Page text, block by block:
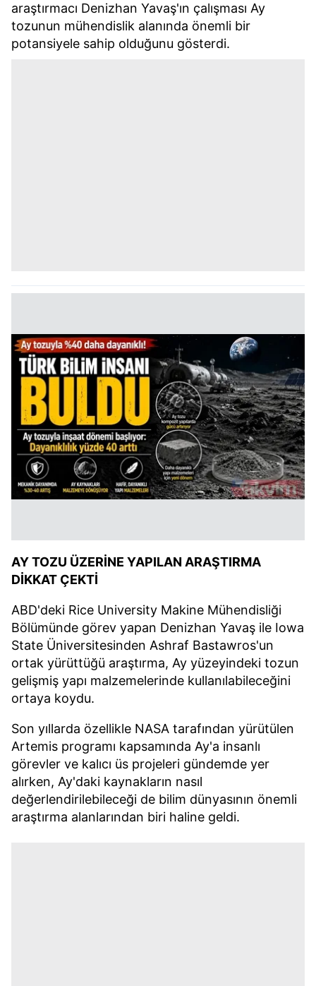
araştırmacı Denizhan Yavaş'ın çalışması Ay
tozunun mühendislik alanında önemli bir
potansiyele sahip olduğunu gösterdi.
AY TOZU ÜZERİNE YAPILAN ARAŞTIRMA
DİKKAT ÇEKTİ
ABD'deki Rice University Makine Mühendisliği
Bölümünde görev yapan Denizhan Yavaş ile Iowa
State Üniversitesinden Ashraf Bastawros'un
ortak yürüttüğü araştırma, Ay yüzeyindeki tozun
gelişmiş yapı malzemelerinde kullanılabileceğini
ortaya koydu.
Son yıllarda özellikle NASA tarafından yürütülen
Artemis programı kapsamında Ay'a insanlı
görevler ve kalıcı üs projeleri gündemde yer
alırken, Ay'daki kaynakların nasıl
değerlendirilebileceği de bilim dünyasının önemli
araştırma alanlarından biri haline geldi.